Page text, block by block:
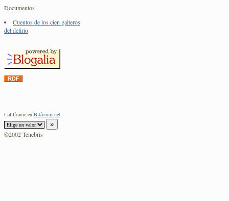
Documentos
Cuentos de los cien gaiteros
del delirio
Califícame en Bitácoras.net:
©2002 Tenebris